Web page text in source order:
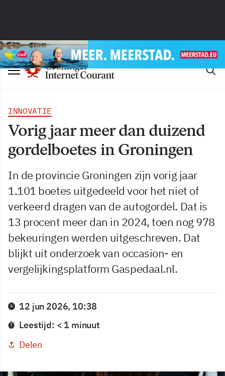
INNOVATIE
Vorig jaar meer dan duizend
gordelboetes in Groningen
In de provincie Groningen zijn vorig jaar
1.101 boetes uitgedeeld voor het niet of
verkeerd dragen van de autogordel. Dat is
13 procent meer dan in 2024, toen nog 978
bekeuringen werden uitgeschreven. Dat
blijkt uit onderzoek van occasion- en
vergelijkingsplatform Gaspedaal.nl.
12 jun 2026, 10:38
Leestijd: < 1 minuut
Delen